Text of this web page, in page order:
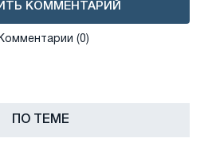
КОММЕНТАРИЙ
Комментарии (0)
ПО ТЕМЕ